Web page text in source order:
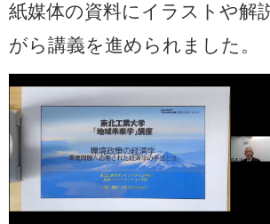
紙媒体の資料にイラストや解
がら講義を進められました。